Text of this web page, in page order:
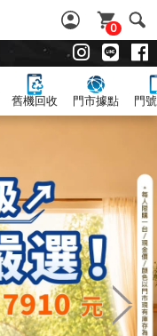
0
舊機回收 門市據點 門